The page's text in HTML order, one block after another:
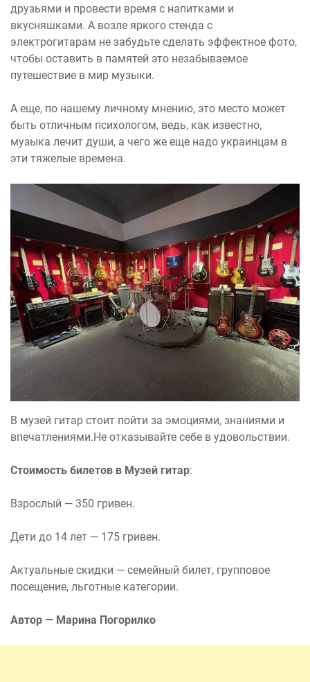
друзьями и провести время с напитками и
вкусняшками. А возле яркого стенда с
электрогитарам не забудьте сделать эффектное фото,
чтобы оставить в памятей это незабываемое
путешествие в мир музыки.
А еще, по нашему личному мнению, это место может
быть отличным психологом, ведь, как известно,
музыка лечит души, а чего же еще надо украинцам в
эти тяжелые времена.
В музей гитар стоит пойти за эмоциями, знаниями и
впечатлениями.Не отказывайте себе в удовольствии.
Стоимость билетов в Музей гитар:
Взрослый — 350 гривен.
Дети до 14 лет — 175 гривен.
Актуальные скидки — семейный билет, групповое
посещение, льготные категории.
Автор — Марина Погорилко